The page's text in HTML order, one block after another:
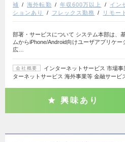
補
海外転勤 年収600万以上 イン
ションあり
フレックス勤務 リモー
部署・サービスについて システム本部は、
ムからiPhone/Android向けユーザアプリケー
広…
会社概要
インターネットサービス 市場
ターネットサービス 海外事業等 金融サービ
興味あり